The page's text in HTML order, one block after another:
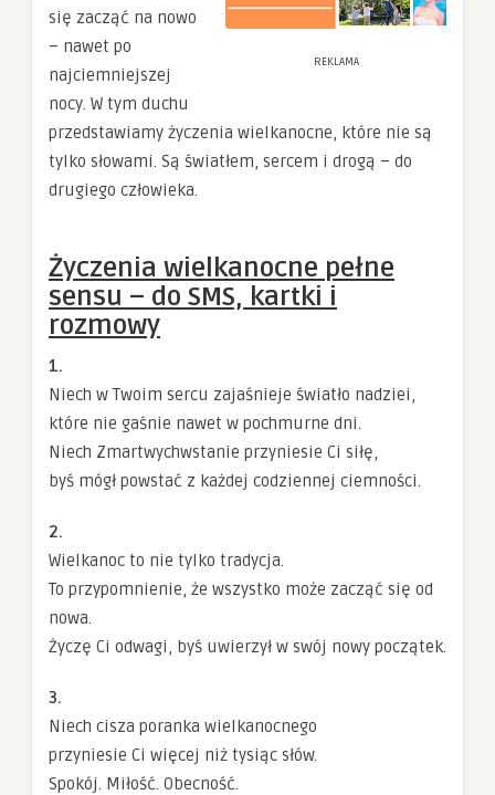
REKLAMA
się zacząć na nowo
– nawet po
najciemniejszej
nocy. W tym duchu
przedstawiamy życzenia wielkanocne, które nie są
tylko słowami. Są światłem, sercem i drogą – do
drugiego człowieka.
Życzenia wielkanocne pełne
sensu – do SMS, kartki i
rozmowy
1.
Niech w Twoim sercu zajaśnieje światło nadziei,
które nie gaśnie nawet w pochmurne dni.
Niech Zmartwychwstanie przyniesie Ci siłę,
byś mógł powstać z każdej codziennej ciemności.
2.
Wielkanoc to nie tylko tradycja.
To przypomnienie, że wszystko może zacząć się od
nowa.
Życzę Ci odwagi, byś uwierzył w swój nowy początek.
3.
Niech cisza poranka wielkanocnego
przyniesie Ci więcej niż tysiąc słów.
Spokój. Miłość. Obecność.